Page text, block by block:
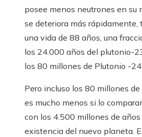
posee menos neutrones en su
se deteriora más rápidamente,
una vida de 88 años, una
los 24.000 años del plutonio-
los 80 millones de Plutonio -
Pero incluso los 80 millones de
es mucho menos si lo
con los 4.500 millones de años
existencia del nuevo planeta.